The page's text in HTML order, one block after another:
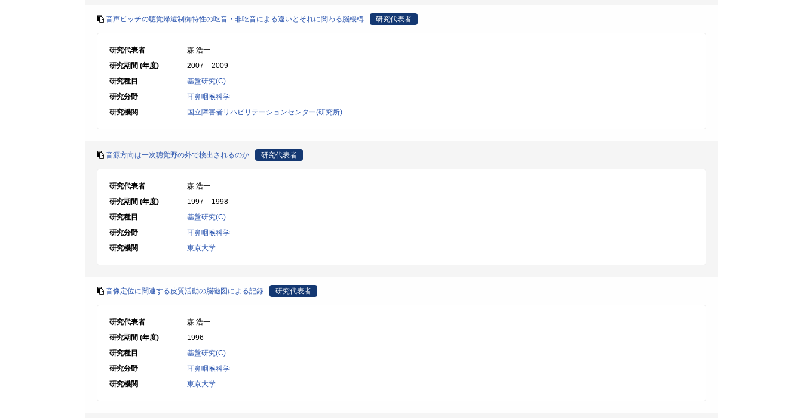
音声ピッチの聴覚帰還制御特性の吃音・非吃音による違いとそれに関わる脳機構 研究代表者
研究代表者
森 浩一
研究期間 (年度)
2007 – 2009
研究種目
基盤研究(C)
研究分野
耳鼻咽喉科学
研究機関
国立障害者リハビリテーションセンター(研究所)
音源方向は一次聴覚野の外で検出されるのか 研究代表者
研究代表者
森 浩一
研究期間 (年度)
1997 – 1998
研究種目
基盤研究(C)
研究分野
耳鼻咽喉科学
研究機関
東京大学
音像定位に関連する皮質活動の脳磁図による記録 研究代表者
研究代表者
森 浩一
研究期間 (年度)
1996
研究種目
基盤研究(C)
研究分野
耳鼻咽喉科学
研究機関
東京大学